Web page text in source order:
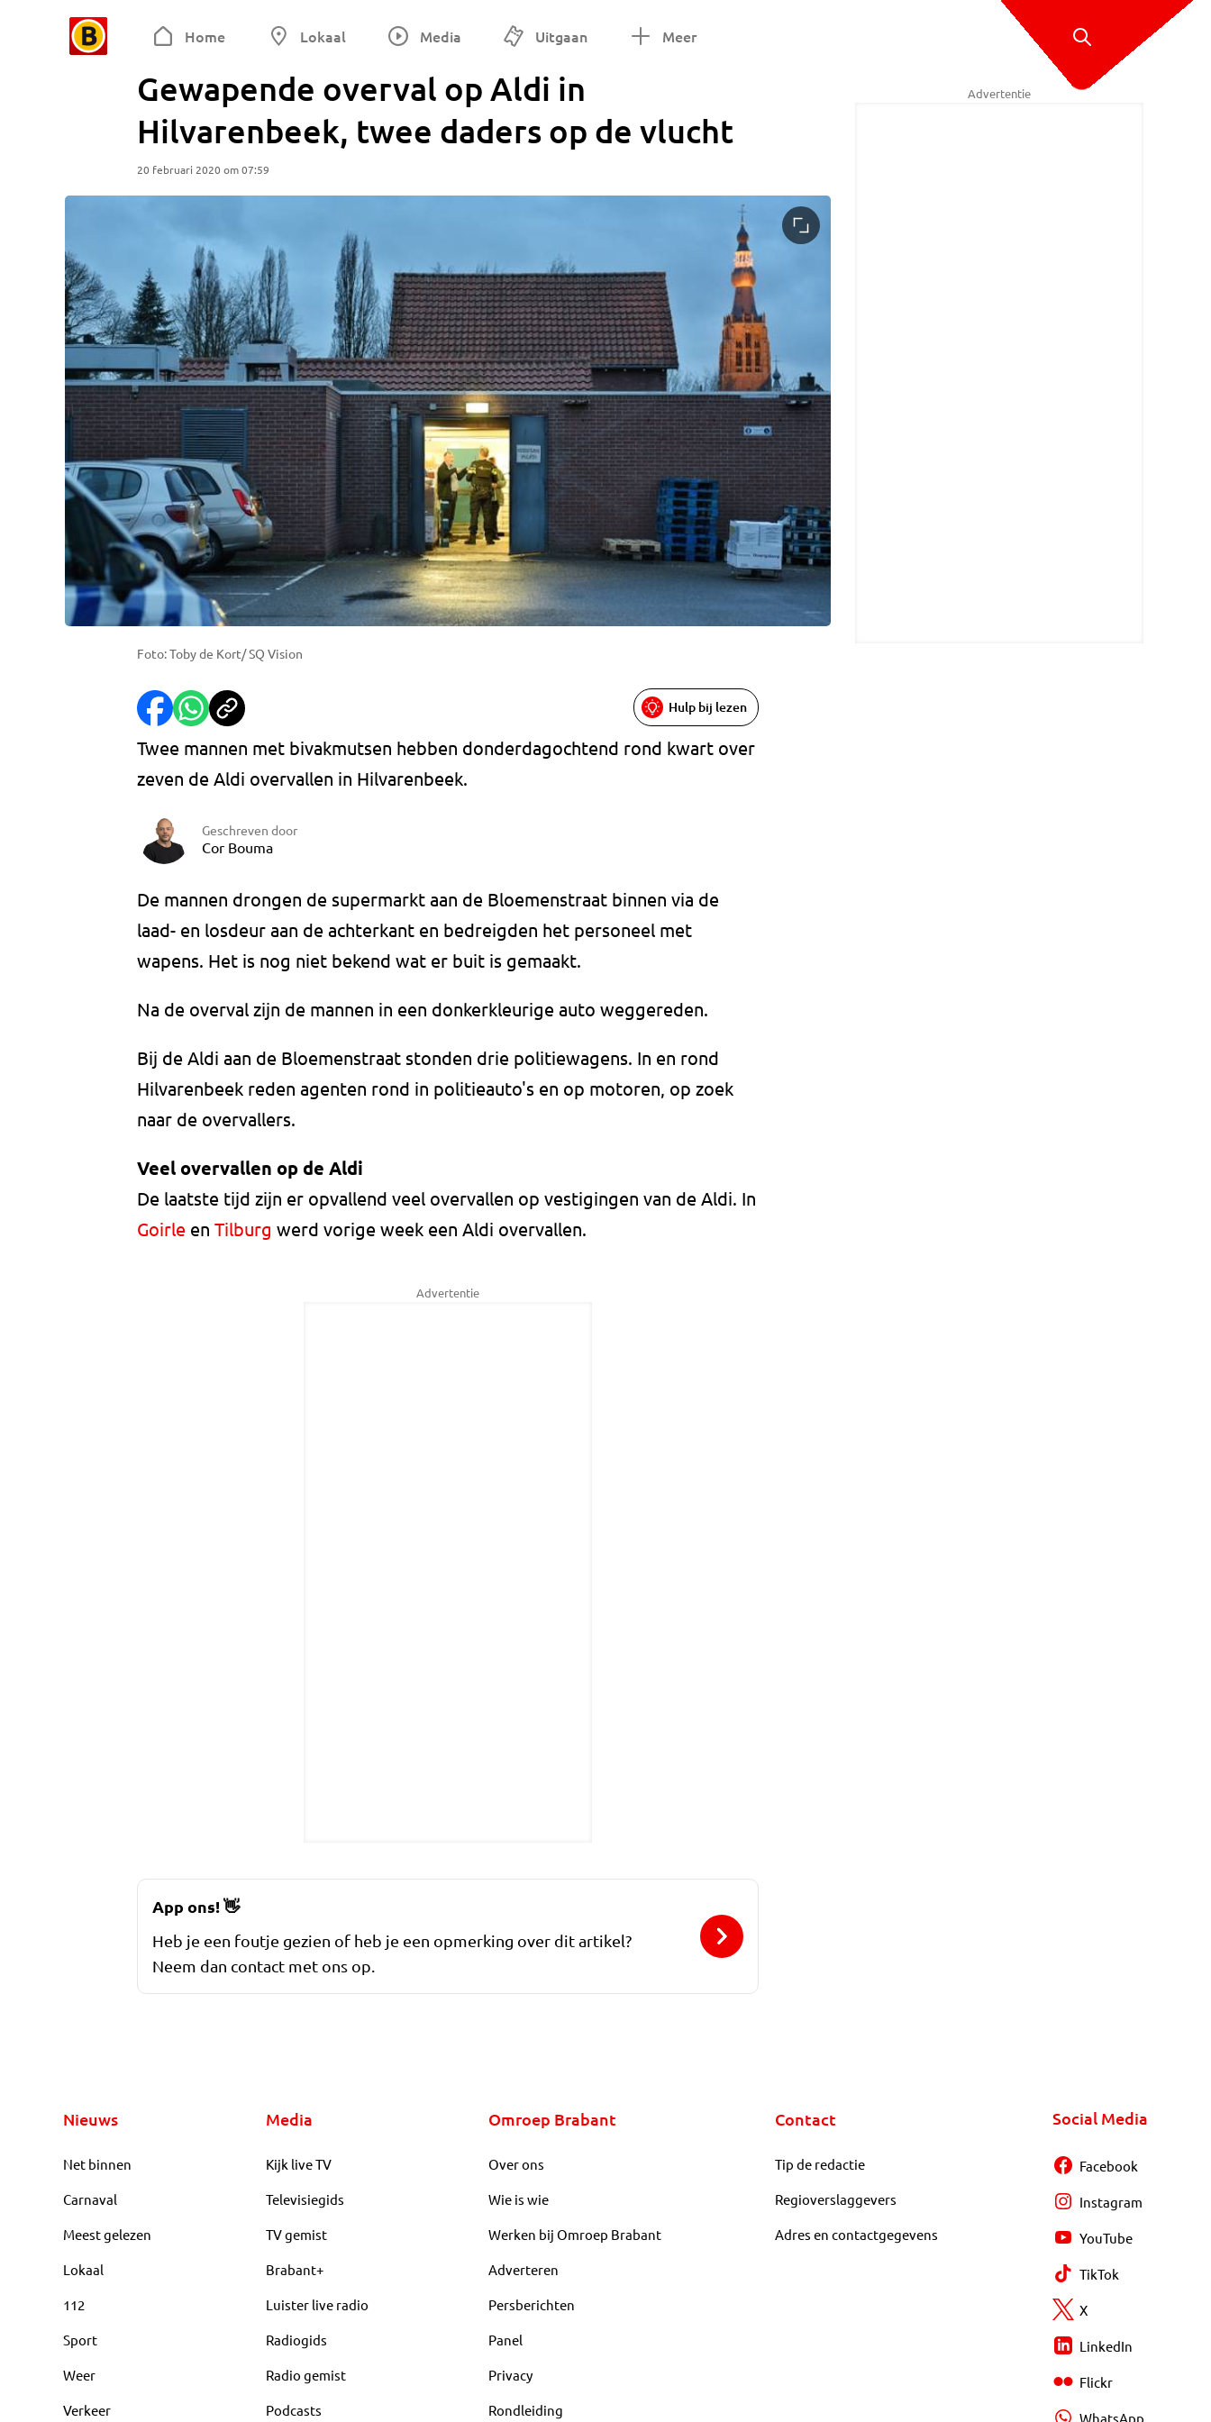
Home Lokaal Media Uitgaan Meer
Gewapende overval op Aldi in
Hilvarenbeek, twee daders op de vlucht
20 februari 2020 om 07:59
Foto: Toby de Kort/ SQ Vision
Hulp bij lezen
Twee mannen met bivakmutsen hebben donderdagochtend rond kwart over
zeven de Aldi overvallen in Hilvarenbeek.
Geschreven door
Cor Bouma
De mannen drongen de supermarkt aan de Bloemenstraat binnen via de
laad- en losdeur aan de achterkant en bedreigden het personeel met
wapens. Het is nog niet bekend wat er buit is gemaakt.
Na de overval zijn de mannen in een donkerkleurige auto weggereden.
Bij de Aldi aan de Bloemenstraat stonden drie politiewagens. In en rond
Hilvarenbeek reden agenten rond in politieauto's en op motoren, op zoek
naar de overvallers.
Veel overvallen op de Aldi
De laatste tijd zijn er opvallend veel overvallen op vestigingen van de Aldi. In
Goirle en Tilburg werd vorige week een Aldi overvallen.
Advertentie
Advertentie
App ons!👋
Heb je een foutje gezien of heb je een opmerking over dit artikel?
Neem dan contact met ons op.
Nieuws
Net binnen
Carnaval
Meest gelezen
Lokaal
112
Sport
Weer
Verkeer
Media
Kijk live TV
Televisiegids
TV gemist
Brabant+
Luister live radio
Radiogids
Radio gemist
Podcasts
Omroep Brabant
Over ons
Wie is wie
Werken bij Omroep Brabant
Adverteren
Persberichten
Panel
Privacy
Rondleiding
Contact
Tip de redactie
Regioverslaggevers
Adres en contactgegevens
Social Media
Facebook
Instagram
YouTube
TikTok
X
LinkedIn
Flickr
WhatsApp